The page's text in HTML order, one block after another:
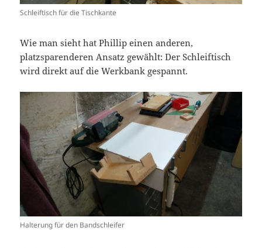
Schleiftisch für die Tischkante
Wie man sieht hat Phillip einen anderen,
platzsparenderen Ansatz gewählt: Der Schleiftisch
wird direkt auf die Werkbank gespannt.
Halterung für den Bandschleifer